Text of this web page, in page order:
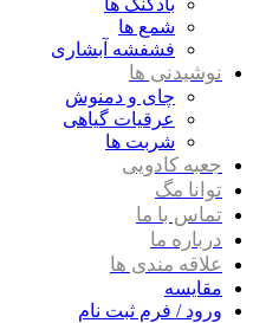
بادکنک ها
شمع ها
فشفشه آبشاری
نوشیدنی ها
چای و دمنوش
عرقیات گیاهی
شربت ها
جعبه کادویی
توانا مگ
تماس با ما
درباره ما
علاقه مندی ها
مقایسه
ورود / فرم ثبت نام